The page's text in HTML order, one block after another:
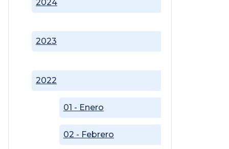
2022
01 - Enero
02 - Febrero
2023
2024